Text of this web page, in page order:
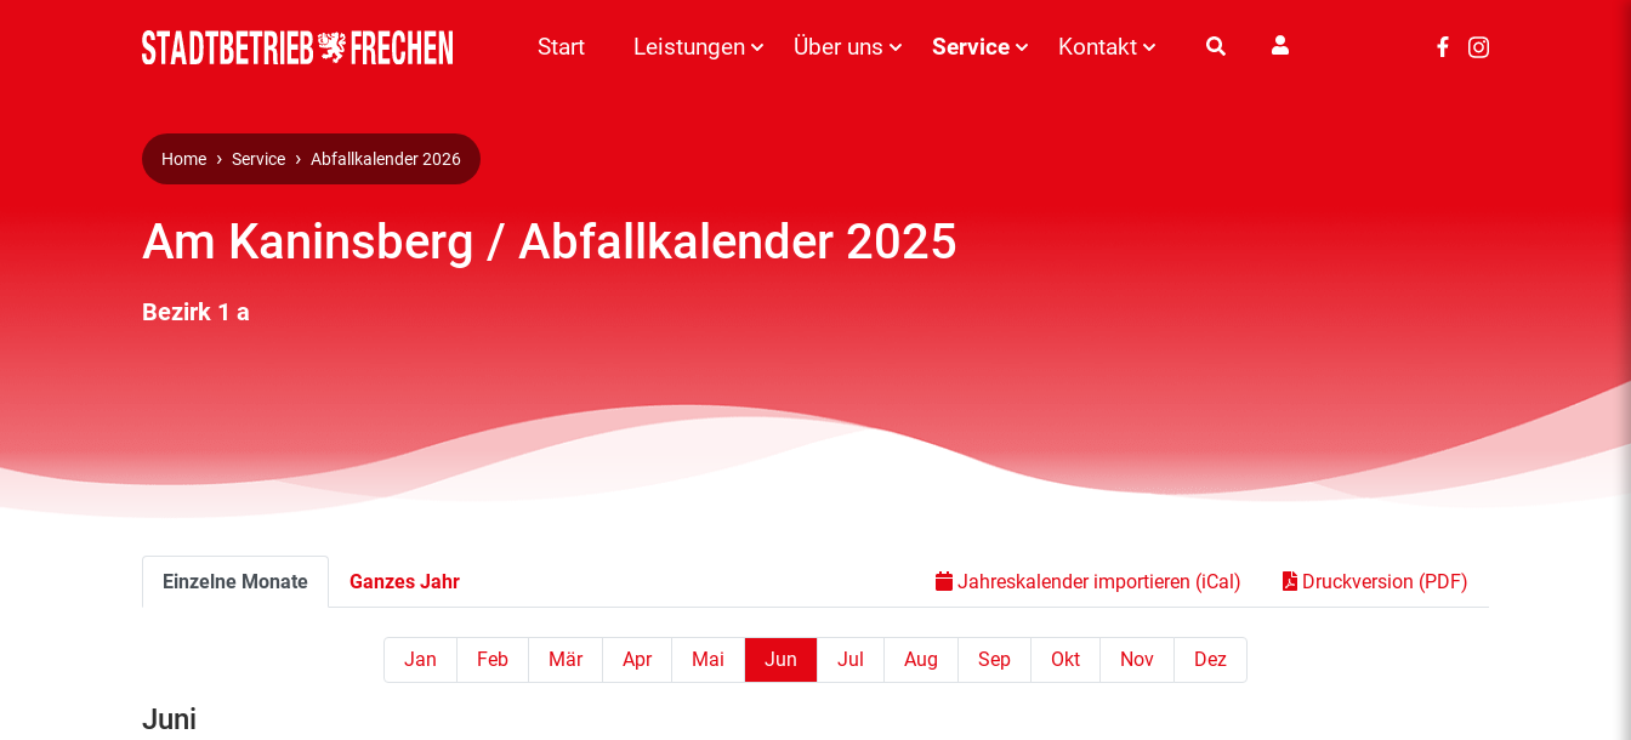
Start Leistungen Über uns Service Kontakt
Home Service Abfallkalender 2026
Am Kaninsberg / Abfallkalender 2025
Bezirk 1 a
Einzelne Monate Ganzes Jahr Jahreskalender importieren (iCal) Druckversion (PDF)
Jan Feb Mär Apr Mai Jun Jul Aug Sep Okt Nov Dez
Juni